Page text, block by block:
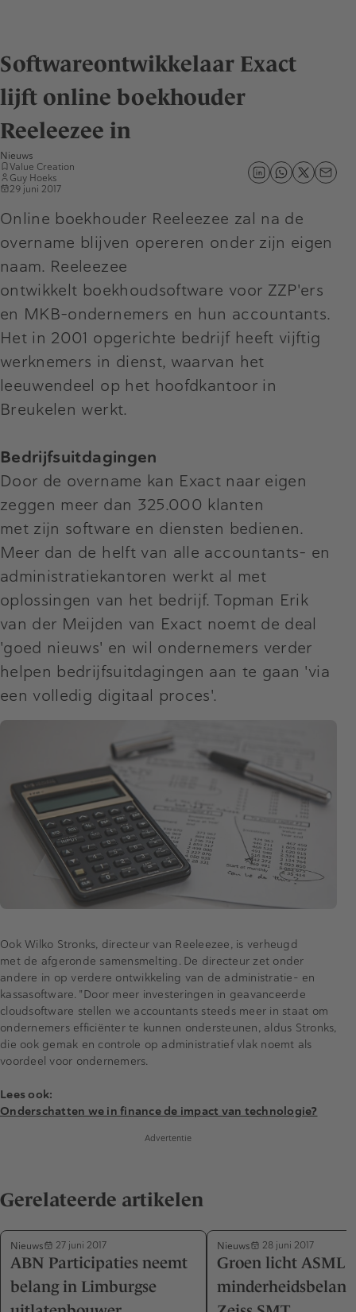
Softwareontwikkelaar Exact
lijft online boekhouder
Reeleezee in
Nieuws
Value Creation
Guy Hoeks
29 juni 2017
Online boekhouder Reeleezee zal na de
overname blijven opereren onder zijn eigen
naam. Reeleezee
ontwikkelt boekhoudsoftware voor ZZP'ers
en MKB-ondernemers en hun accountants.
Het in 2001 opgerichte bedrijf heeft vijftig
werknemers in dienst, waarvan het
leeuwendeel op het hoofdkantoor in
Breukelen werkt.
Bedrijfsuitdagingen
Door de overname kan Exact naar eigen
zeggen meer dan 325.000 klanten
met zijn software en diensten bedienen.
Meer dan de helft van alle accountants- en
administratiekantoren werkt al met
oplossingen van het bedrijf. Topman Erik
van der Meijden van Exact noemt de deal
'goed nieuws' en wil ondernemers verder
helpen bedrijfsuitdagingen aan te gaan 'via
een volledig digitaal proces'.
Ook Wilko Stronks, directeur van Reeleezee, is verheugd
met de afgeronde samensmelting. De directeur zet onder
andere in op verdere ontwikkeling van de administratie- en
kassasoftware. "Door meer investeringen in geavanceerde
cloudsoftware stellen we accountants steeds meer in staat om
ondernemers efficiënter te kunnen ondersteunen, aldus Stronks,
die ook gemak en controle op administratief vlak noemt als
voordeel voor ondernemers.
Lees ook:
Onderschatten we in finance de impact van technologie?
Advertentie
Gerelateerde artikelen
Nieuws 27 juni 2017
ABN Participaties neemt
belang in Limburgse
Nieuws 28 juni 2017
Groen licht ASML